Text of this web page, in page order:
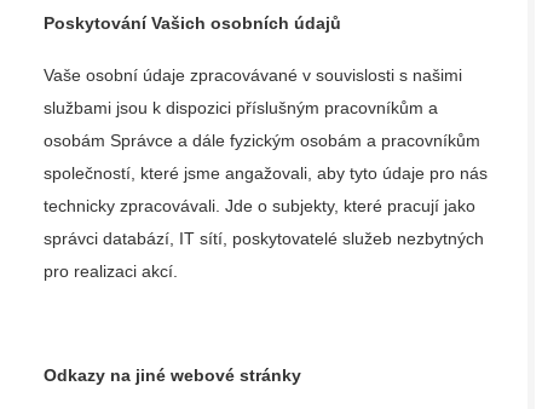
Poskytování Vašich osobních údajů
Vaše osobní údaje zpracovávané v souvislosti s našimi
službami jsou k dispozici příslušným pracovníkům a
osobám Správce a dále fyzickým osobám a pracovníkům
společností, které jsme angažovali, aby tyto údaje pro nás
technicky zpracovávali. Jde o subjekty, které pracují jako
správci databází, IT sítí, poskytovatelé služeb nezbytných
pro realizaci akcí.
Odkazy na jiné webové stránky